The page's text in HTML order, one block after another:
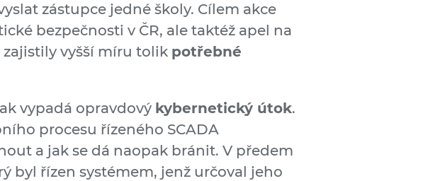
zástupce jedné školy. Cílem akce
bezpečnosti v ČR, ale taktéž apel na
vyšší míru tolik potřebné
vypadá opravdový kybernetický útok.
procesu řízeného SCADA
a jak se dá naopak bránit. V předem
byl řízen systémem, jenž určoval jeho